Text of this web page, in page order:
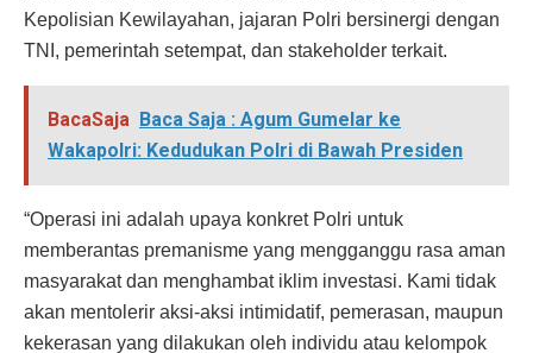
Kepolisian Kewilayahan, jajaran Polri bersinergi dengan
TNI, pemerintah setempat, dan stakeholder terkait.
BacaSaja Baca Saja : Agum Gumelar ke
Wakapolri: Kedudukan Polri di Bawah Presiden
“Operasi ini adalah upaya konkret Polri untuk
memberantas premanisme yang mengganggu rasa aman
masyarakat dan menghambat iklim investasi. Kami tidak
akan mentolerir aksi-aksi intimidatif, pemerasan, maupun
kekerasan yang dilakukan oleh individu atau kelompok